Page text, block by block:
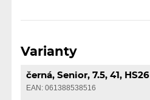
Varianty
černá, Senior, 7.5, 41, HS26
EAN: 061388538516